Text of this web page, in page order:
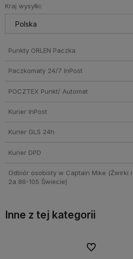
produkty które nie mieszczą się do
wchodzą w skład promocji. Koszty
pobraniowych mogą być droższe
Kraj wysyłki:
Punkty ORLEN Paczka
Paczkomaty 24/7 InPost
POCZTEX Punkt/ Automat
Kurier InPost
Kurier GLS 24h
Kurier DPD
Odbiór osobisty w Captain Mike (Żwirki
2a 86-105 Świecie)
Inne z tej kategorii
Do ulubionych
Do ulubionych